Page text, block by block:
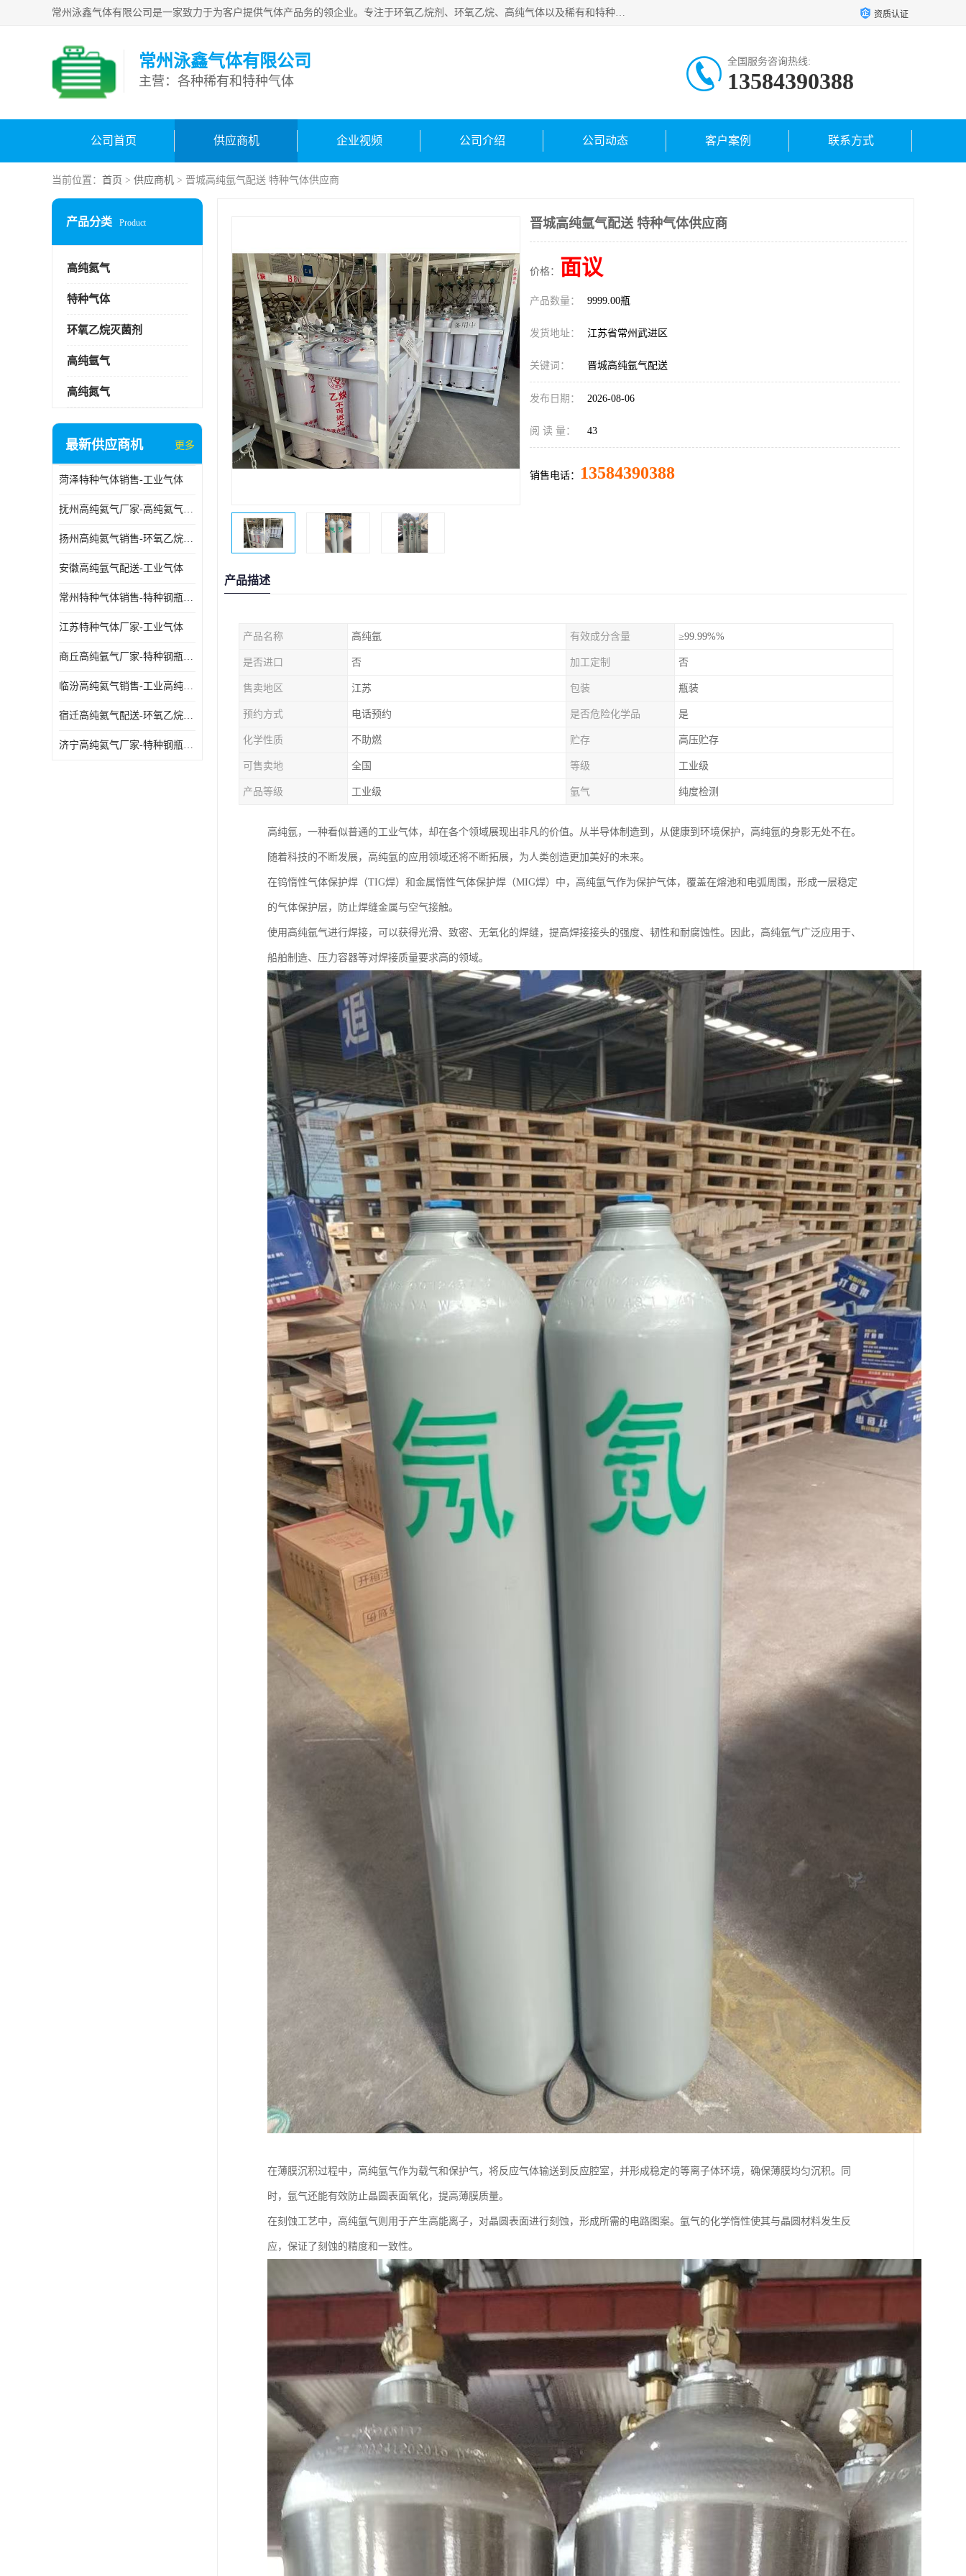
常州泳鑫气体有限公司是一家致力于为客户提供气体产品务的领企业。专注于环氧乙烷剂、环氧乙烷、高纯气体以及稀有和特种气体的研发、生产、销售和配送，产品广泛应用于医疗、电子、科研、化工、食品等多个领域。主要产品有：环氧乙烷灭菌剂，环氧乙烷，高纯氩，氮，氪，氙，氖，氘，笑，氦，氢，氧等各种稀有和特种气体。 资质认证
常州泳鑫气体有限公司
主营：各种稀有和特种气体
全国服务咨询热线:
13584390388
公司首页 供应商机 企业视频 公司介绍 公司动态 客户案例 联系方式
当前位置： 首页 > 供应商机 > 晋城高纯氩气配送 特种气体供应商
产品分类 Product
高纯氦气
特种气体
环氧乙烷灭菌剂
高纯氩气
高纯氮气
最新供应商机 更多
菏泽特种气体销售-工业气体
抚州高纯氦气厂家-高纯氦气标准气体
扬州高纯氦气销售-环氧乙烷灭菌剂
安徽高纯氩气配送-工业气体
常州特种气体销售-特种钢瓶年检配件销售
江苏特种气体厂家-工业气体
商丘高纯氩气厂家-特种钢瓶年检配件销售
临汾高纯氦气销售-工业高纯氦气
宿迁高纯氦气配送-环氧乙烷灭菌剂
济宁高纯氦气厂家-特种钢瓶年检配件销售
晋城高纯氩气配送 特种气体供应商
价格： 面议
产品数量： 9999.00瓶
发货地址： 江苏省常州武进区
关键词： 晋城高纯氩气配送
发布日期： 2026-08-06
阅 读 量： 43
销售电话： 13584390388
产品描述
产品名称 高纯氩 有效成分含量 ≥99.99%%
是否进口 否 加工定制 否
售卖地区 江苏 包装 瓶装
预约方式 电话预约 是否危险化学品 是
化学性质 不助燃 贮存 高压贮存
可售卖地 全国 等级 工业级
产品等级 工业级 氩气 纯度检测
高纯氩，一种看似普通的工业气体，却在各个领域展现出非凡的价值。从半导体制造到，从健康到环境保护，高纯氩的身影无处不在。
随着科技的不断发展，高纯氩的应用领域还将不断拓展，为人类创造更加美好的未来。
在钨惰性气体保护焊（TIG焊）和金属惰性气体保护焊（MIG焊）中，高纯氩气作为保护气体，覆盖在熔池和电弧周围，形成一层稳定
的气体保护层，防止焊缝金属与空气接触。
使用高纯氩气进行焊接，可以获得光滑、致密、无氧化的焊缝，提高焊接接头的强度、韧性和耐腐蚀性。因此，高纯氩气广泛应用于、
船舶制造、压力容器等对焊接质量要求高的领域。
在薄膜沉积过程中，高纯氩气作为载气和保护气，将反应气体输送到反应腔室，并形成稳定的等离子体环境，确保薄膜均匀沉积。同
时，氩气还能有效防止晶圆表面氧化，提高薄膜质量。
在刻蚀工艺中，高纯氩气则用于产生高能离子，对晶圆表面进行刻蚀，形成所需的电路图案。氩气的化学惰性使其与晶圆材料发生反
应，保证了刻蚀的精度和一致性。